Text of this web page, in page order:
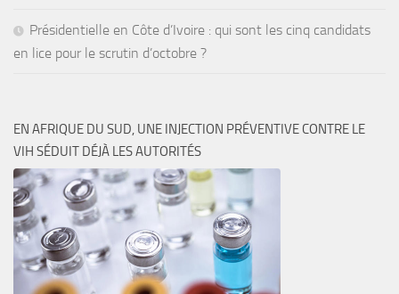
Présidentielle en Côte d’Ivoire : qui sont les cinq candidats
en lice pour le scrutin d’octobre ?
EN AFRIQUE DU SUD, UNE INJECTION PRÉVENTIVE CONTRE LE
VIH SÉDUIT DÉJÀ LES AUTORITÉS